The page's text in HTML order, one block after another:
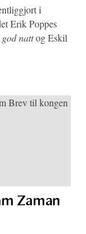
i
Erik Poppes
god nattog Eskil
Zaman